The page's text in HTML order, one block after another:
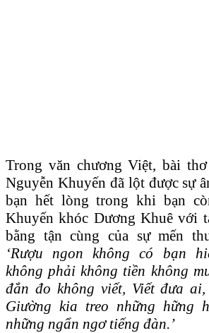
Trong văn chương Việt, bài thơ
Nguyễn Khuyến đã lột được sự
bạn hết lòng trong khi bạn
Khuyến khóc Dương Khuê với
bằng tận cùng của sự mến
‘Rượu ngon không có bạn
không phải không tiền không
đắn đo không viết, Viết đưa
Giường kia treo những hững
những ngẩn ngơ tiếng đàn.’